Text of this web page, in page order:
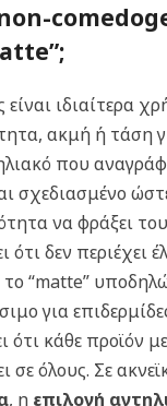
είναι ιδιαίτερα
ακμή ή τάση
που
σχεδιασμένο
να φράξει
ότι δεν περιέχει
“matte”
για
ότι κάθε προϊόν
σε όλους. Σε
, η επιλογή